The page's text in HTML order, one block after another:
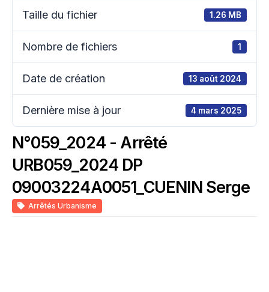
Taille du fichier 1.26 MB
Nombre de fichiers 1
Date de création 13 août 2024
Dernière mise à jour 4 mars 2025
N°059_2024 - Arrêté
URB059_2024 DP
09003224A0051_CUENIN Serge
Arrêtés Urbanisme